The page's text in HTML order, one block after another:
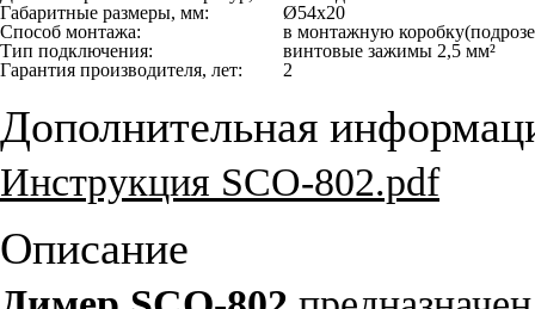
Габаритные размеры, мм:
Ø54х20
Способ монтажа:
в монтажную
Тип подключения:
винтовые зажимы 2,5 мм²
Гарантия производителя, лет:
2
Дополнительная
Инструкция SCO-802.pdf
Описание